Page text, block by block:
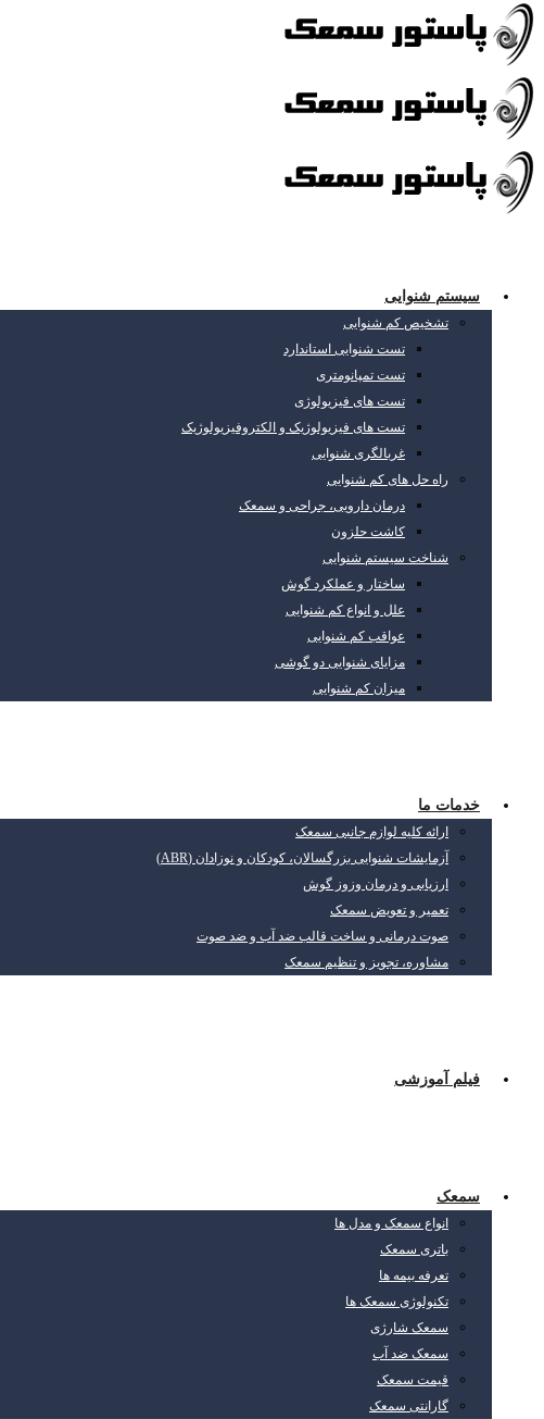
سیستم شنوایی
تشخیص کم شنوایی
تست شنوایی استاندارد
تست تمپانومتری
تست های فیزیولوژی
تست های فیزیولوژیک و الکتروفیزیولوژیک
غربالگری شنوایی
راه حل های کم شنوایی
درمان دارویی، جراحی و سمعک
کاشت حلزون
شناخت سیستم شنوایی
ساختار و عملکرد گوش
علل و انواع کم شنوایی
عواقب کم شنوایی
مزایای شنوایی دو گوشی
میزان کم شنوایی
خدمات ما
ارائه کلیه لوازم جانبی سمعک
آزمایشات شنوایی بزرگسالان، کودکان و نوزادان (ABR)
ارزیابی و درمان وزوز گوش
تعمیر و تعویض سمعک
صوت درمانی و ساخت قالب ضد آب و ضد صوت
مشاوره، تجویز و تنظیم سمعک
فیلم آموزشی
سمعک
انواع سمعک و مدل ها
باتری سمعک
تعرفه بیمه ها
تکنولوژی سمعک ها
سمعک شارژی
سمعک ضد آب
قیمت سمعک
گارانتی سمعک